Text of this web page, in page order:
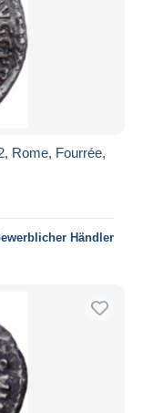
Rome, Fourrée,
Händler